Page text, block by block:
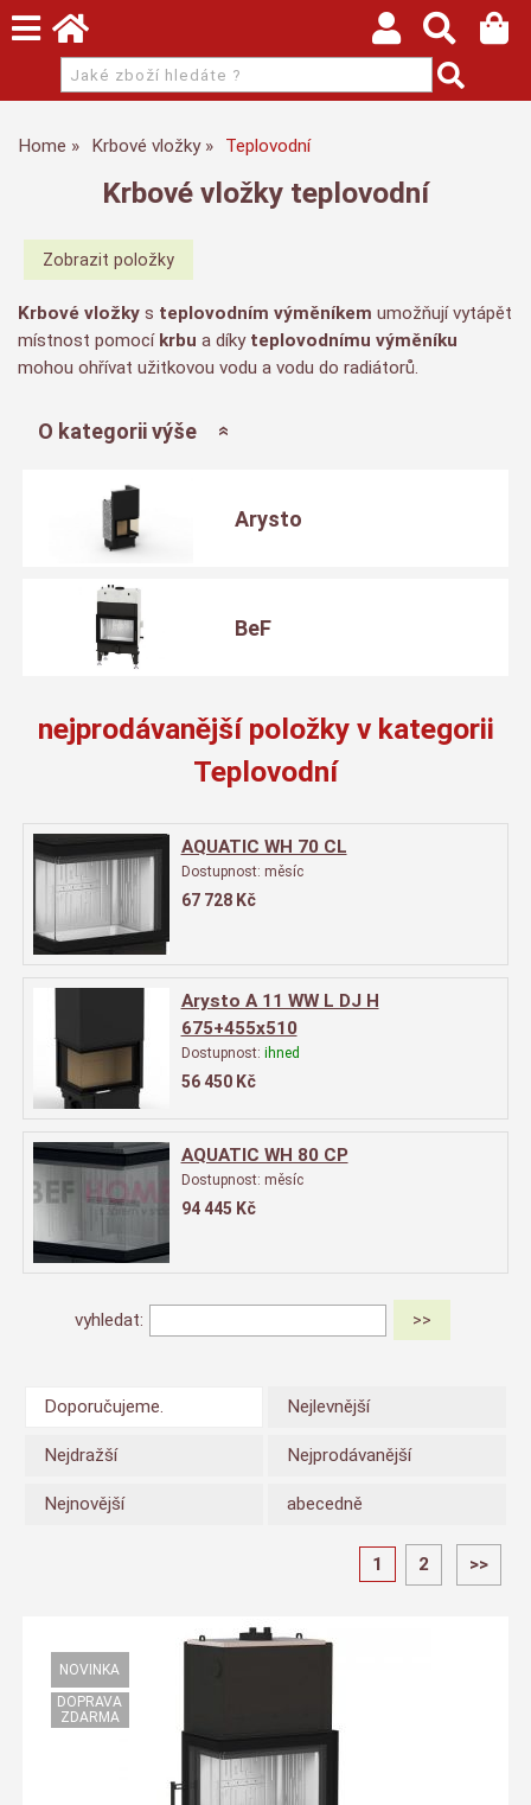
Home Krbové vložky Teplovodní
Krbové vložky teplovodní
Krbové vložky s teplovodním výměníkem umožňují vytápět
místnost pomocí krbu a díky teplovodnímu výměníku
mohou ohřívat užitkovou vodu a vodu do radiátorů.
O kategorii výše
Arysto
BeF
nejprodávanější položky v kategorii
Teplovodní
AQUATIC WH 70 CL
Dostupnost: měsíc
67 728 Kč
Arysto A 11 WW L DJ H
675+455x510
Dostupnost: ihned
56 450 Kč
AQUATIC WH 80 CP
Dostupnost: měsíc
94 445 Kč
vyhledat:
Doporučujeme. Nejlevnější
Nejdražší Nejprodávanější
Nejnovější abecedně
1 2 >>